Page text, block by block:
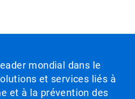
mondial dans le
et services liés à
et à la prévention des